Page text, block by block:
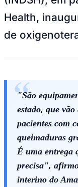
NBA
NFL
Fórmula 1
UFC
Tênis (ATP)
NHL
NBB
Competições de Futebol
Brasileirão Série
Brasileirão
Paulistão
Libertadores
Sul-Americana
Copa América
Champions
Health,
de
"São
estado, que
pacientes com
queimaduras
É uma entrega
precisa",
interino do